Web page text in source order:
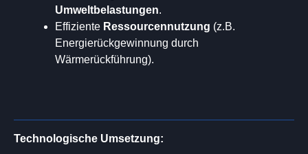
Umweltbelastungen.
Effiziente Ressourcennutzung (z.B.
Energierückgewinnung durch
Wärmerückführung).
Technologische Umsetzung: